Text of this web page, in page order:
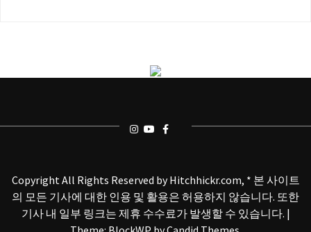
Copyright All Rights Reserved by Hitchhickr.com, * 본 사이트
의 모든 기사에 대한 인용 및 활용은 허용하지 않습니다. 또한
기사 내 일부 링크는 제휴 수수료가 발생할 수 있습니다. |